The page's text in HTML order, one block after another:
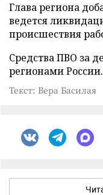
Глава региона
ведется
происшествия
Средства ПВО за
регионами России.
Текст: Вера Басилая